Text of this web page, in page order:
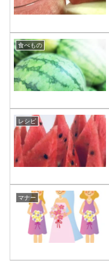
食べもの
レシピ
マナー